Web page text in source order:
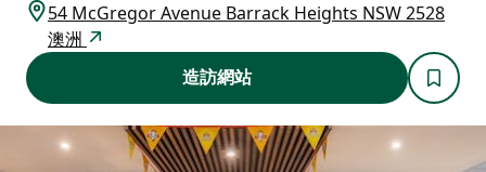
54 McGregor Avenue Barrack Heights NSW 2528
澳洲
造訪網站